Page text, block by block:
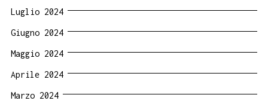
Luglio 2024
Giugno 2024
Maggio 2024
Aprile 2024
Marzo 2024